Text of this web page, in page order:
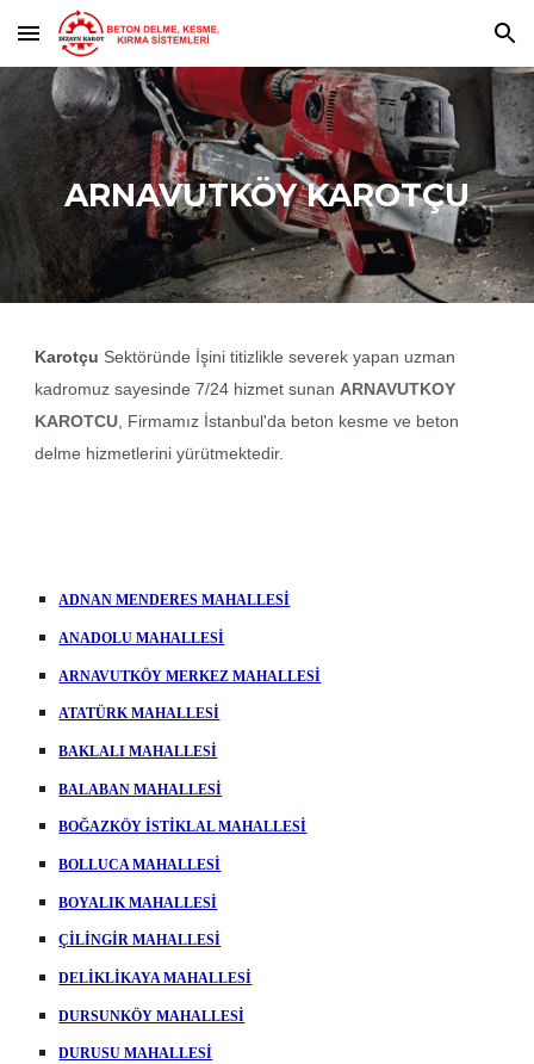
Skip to main content Skip to navigation
ARNAVUTKÖY KAROTÇU
Karotçu Sektöründe İşini titizlikle severek yapan uzman
kadromuz sayesinde 7/24 hizmet sunan ARNAVUTKOY
KAROTCU , Firmamız İstanbul'da beton kesme ve beton
delme hizmetlerini yürütmektedir.
ADNAN MENDERES MAHALLESİ
ANADOLU MAHALLESİ
ARNAVUTKÖY MERKEZ MAHALLESİ
ATATÜRK MAHALLESİ
BAKLALI MAHALLESİ
BALABAN MAHALLESİ
BOĞAZKÖY İSTİKLAL MAHALLESİ
BOLLUCA MAHALLESİ
BOYALIK MAHALLESİ
ÇİLİNGİR MAHALLESİ
DELİKLİKAYA MAHALLESİ
DURSUNKÖY MAHALLESİ
DURUSU MAHALLESİ